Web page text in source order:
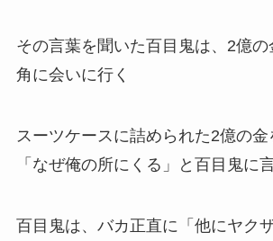
その言葉を聞いた百目鬼は、2億
角に会いに行く
スーツケースに詰められた2億の
「なぜ俺の所にくる」と百目鬼に
百目鬼は、バカ正直に「他にヤク